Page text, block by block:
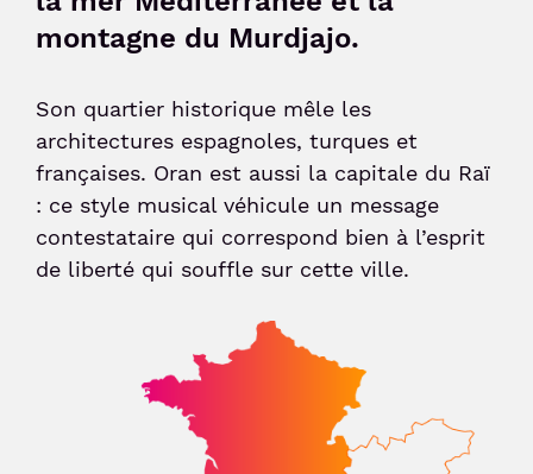
Voyageur avec un animal
Enfant non-accompagné
Meet & Greet
montagne du Murdjajo.
Son quartier historique mêle les
architectures espagnoles, turques et
françaises. Oran est aussi la capitale du Raï
: ce style musical véhicule un message
contestataire qui correspond bien à l’esprit
de liberté qui souffle sur cette ville.